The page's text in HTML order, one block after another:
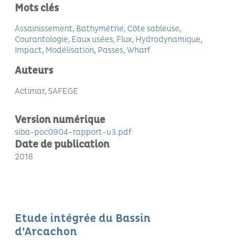
Mots clés
Assainissement Bathymétrie Côte sableuse
Courantologie Eaux usées Flux Hydrodynamique
Impact Modélisation Passes Wharf
Auteurs
Actimar, SAFEGE
Version numérique
siba-poc0904-rapport-v3.pdf
Date de publication
2018
Etude intégrée du Bassin
d’Arcachon